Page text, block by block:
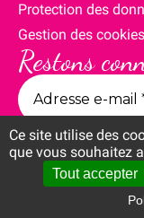
Protection des
Gestion des cookies
Restons
Ce site utilise des
que vous souhaitez
Tout accepter